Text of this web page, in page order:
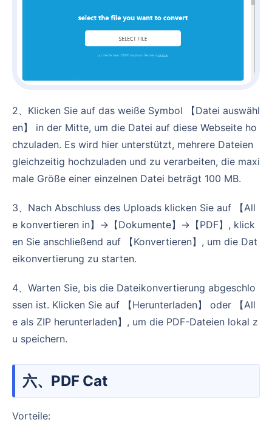
2、Klicken Sie auf das weiße Symbol 【Datei auswähl
en】 in der Mitte, um die Datei auf diese Webseite ho
chzuladen. Es wird hier unterstützt, mehrere Dateien
gleichzeitig hochzuladen und zu verarbeiten, die maxi
male Größe einer einzelnen Datei beträgt 100 MB.
3、Nach Abschluss des Uploads klicken Sie auf 【All
e konvertieren in】→【Dokumente】→【PDF】, klick
en Sie anschließend auf 【Konvertieren】, um die Dat
eikonvertierung zu starten.
4、Warten Sie, bis die Dateikonvertierung abgeschlo
ssen ist. Klicken Sie auf 【Herunterladen】 oder 【All
e als ZIP herunterladen】, um die PDF-Dateien lokal z
u speichern.
六、PDF Cat
Vorteile: